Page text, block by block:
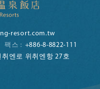
resort.com.tw
팩스 : +886-8-8822-111
엔로 위취엔항 27호